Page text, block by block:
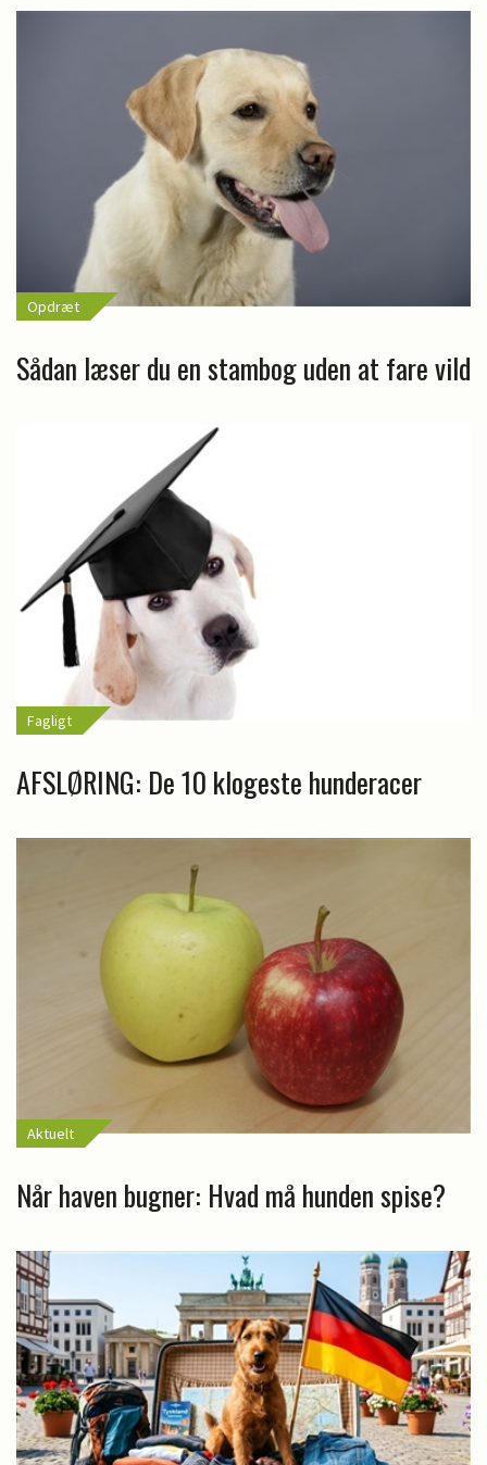
Opdræt
Sådan læser du en stambog uden at fare vild
Fagligt
AFSLØRING: De 10 klogeste hunderacer
Aktuelt
Når haven bugner: Hvad må hunden spise?